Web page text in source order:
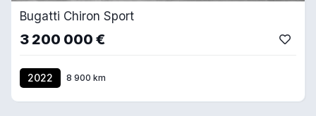
Bugatti Chiron Sport
3 200 000 €
2022 8 900 km